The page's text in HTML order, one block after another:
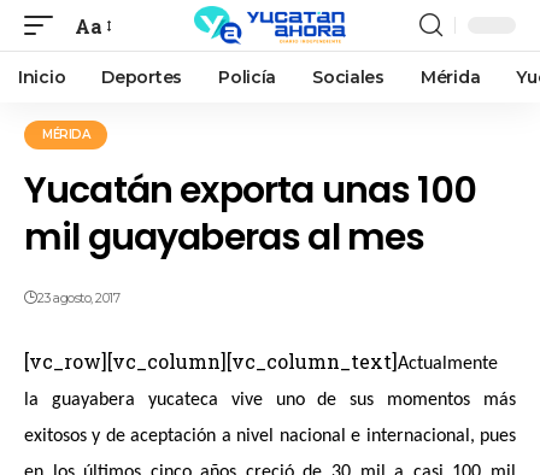
Aa
Inicio Deportes Policía Sociales Mérida
MÉRIDA
Yucatán exporta unas 100
mil guayaberas al mes
23 agosto, 2017
[vc_row][vc_column][vc_column_text]Actualmente
la guayabera yucateca vive uno de sus momentos más
exitosos y de aceptación a nivel nacional e internacional, pues